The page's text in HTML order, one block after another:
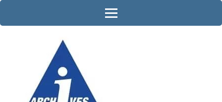
Aller
contenu